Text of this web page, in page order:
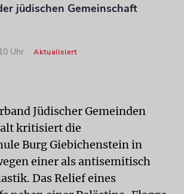
jüdischen Gemeinschaft
Uhr Aktualisiert
Jüdischer Gemeinden
kritisiert die
Burg Giebichenstein in
einer als antisemitisch
Das Relief eines